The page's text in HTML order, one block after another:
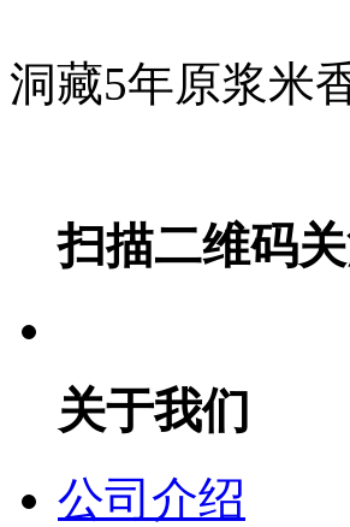
洞藏5年原浆米
扫描二维码
关于我们
公司介绍